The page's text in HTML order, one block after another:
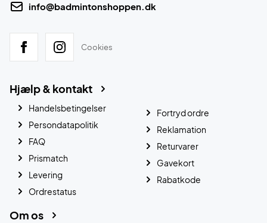
info@badmintonshoppen.dk
Cookies
Hjælp & kontakt
Handelsbetingelser
Persondatapolitik
FAQ
Prismatch
Levering
Ordrestatus
Fortryd ordre
Reklamation
Returvarer
Gavekort
Rabatkode
Om os